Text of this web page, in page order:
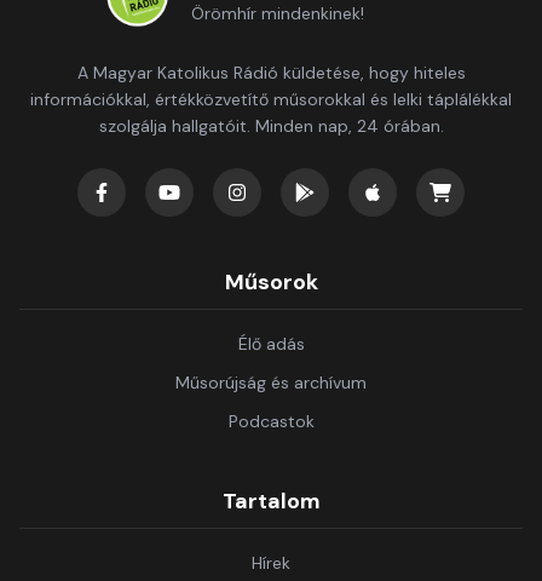
Örömhír mindenkinek!
A Magyar Katolikus Rádió küldetése, hogy hiteles
információkkal, értékközvetítő műsorokkal és lelki táplálékkal
szolgálja hallgatóit. Minden nap, 24 órában.
Műsorok
Élő adás
Műsorújság és archívum
Podcastok
Tartalom
Hírek